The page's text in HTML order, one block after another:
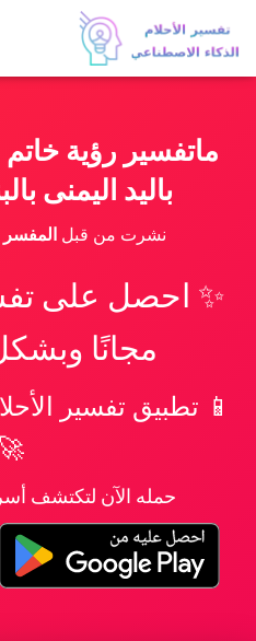
ماتفسير رؤية
باليد اليمنى
نشرت من قبلالمفسر
✨ احصل على
مجانًا
🚀
حمله الآن لتكتشف